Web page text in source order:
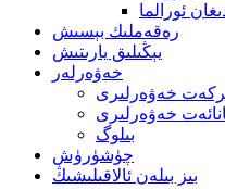
ئورالما
رەقەملىك بېسىش
يېڭىلىق يارىتىش
خەۋەرلەر
خەۋەرلىرى
خەۋەرلىرى
بىلوگ
چۈشۈرۈش
بىز بىلەن ئالاقىلىشىڭ